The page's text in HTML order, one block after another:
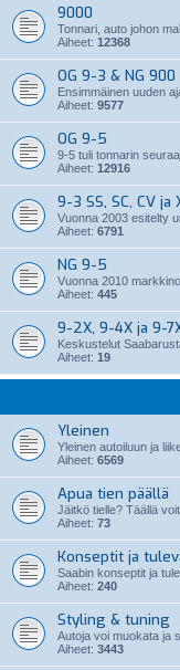
9000
Tonnari, auto johon
Aiheet: 12368
OG 9-3 & NG 900
Ensimmäinen uuden
Aiheet: 9577
OG 9-5
9-5 tuli tonnarin
Aiheet: 12916
9-3 SS, SC, CV ja
Vuonna 2003 esitelty
Aiheet: 6791
NG 9-5
Vuonna 2010
Aiheet: 445
9-2X, 9-4X ja 9-
Keskustelut
Aiheet: 19
Yleinen
Yleinen autoiluun ja
Aiheet: 6569
Apua tien päällä
Jäitkö tielle? Täällä
Aiheet: 73
Konseptit ja
Saabin konseptit ja
Aiheet: 240
Styling & tuning
Autoja voi muokata ja
Aiheet: 3443